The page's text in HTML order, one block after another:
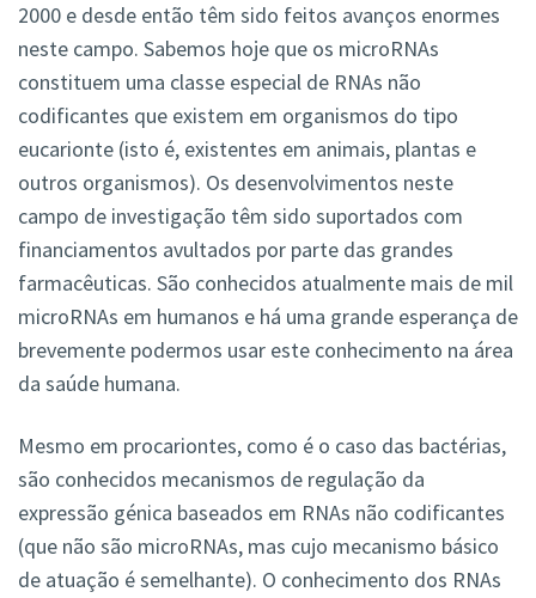
2000 e desde então têm sido feitos avanços enormes
neste campo. Sabemos hoje que os microRNAs
constituem uma classe especial de RNAs não
codificantes que existem em organismos do tipo
eucarionte (isto é, existentes em animais, plantas e
outros organismos). Os desenvolvimentos neste
campo de investigação têm sido suportados com
financiamentos avultados por parte das grandes
farmacêuticas. São conhecidos atualmente mais de mil
microRNAs em humanos e há uma grande esperança de
brevemente podermos usar este conhecimento na área
da saúde humana.
Mesmo em procariontes, como é o caso das bactérias,
são conhecidos mecanismos de regulação da
expressão génica baseados em RNAs não codificantes
(que não são microRNAs, mas cujo mecanismo básico
de atuação é semelhante). O conhecimento dos RNAs